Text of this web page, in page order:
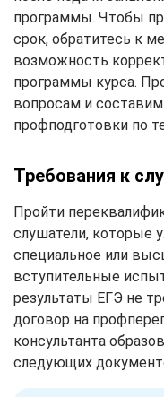
программы. Чтобы
срок, обратитесь к
возможность
программы курса.
вопросам и
профподготовки по
Требования к
Пройти
слушатели, которые
специальное или
вступительные
результаты ЕГЭ не
договор на
консультанта
следующих